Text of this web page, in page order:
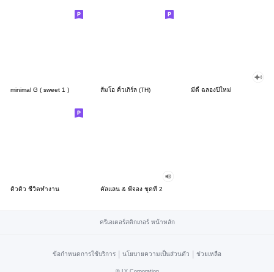
minimal G ( sweet 1 ) ส้มโอ คิ้วเกิร์ล (TH) มีดี้ ฉลองปีใหม่
ดิวดิว ชีวิตทำงาน คัลแลน & พี่จอง ชุดที่ 2
ครีเอเตอร์สติกเกอร์ หน้าหลัก
ข้อกำหนดการใช้บริการ | นโยบายความเป็นส่วนตัว | ช่วยเหลือ